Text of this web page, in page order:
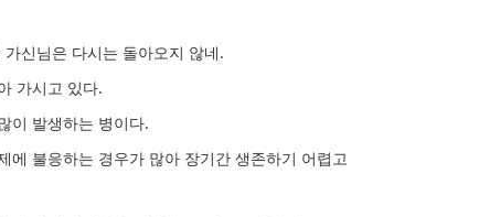
신님은 다시는 돌아오지 않네.
가시고 있다.
이 발생하는 병이다.
불응하는 경우가 많아 장기간 생존하기 어렵고